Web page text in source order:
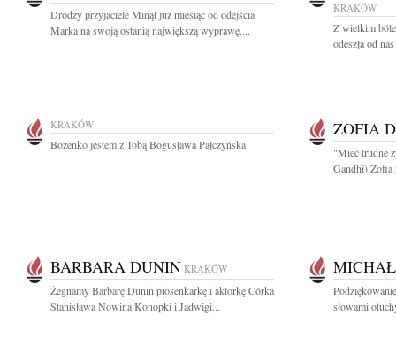
Drodzy przyjaciele Minął już miesiąc od odejścia
Marka na swoją ostanią największą wyprawę....
KRAKÓW
Z wielkim
odeszła od
KRAKÓW
Bożenko jestem z Tobą Bogusława Pałczyńska
ZOFIA
"Mieć trudne
Gandhi) Zofia
BARBARA DUNIN KRAKÓW
Żegnamy Barbarę Dunin piosenkarkę i aktorkę Córka
Stanisława Nowina Konopki i Jadwigi...
słowami